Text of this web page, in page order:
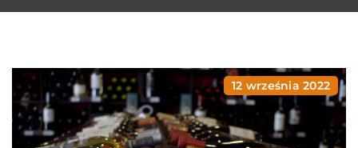
12 września 2022